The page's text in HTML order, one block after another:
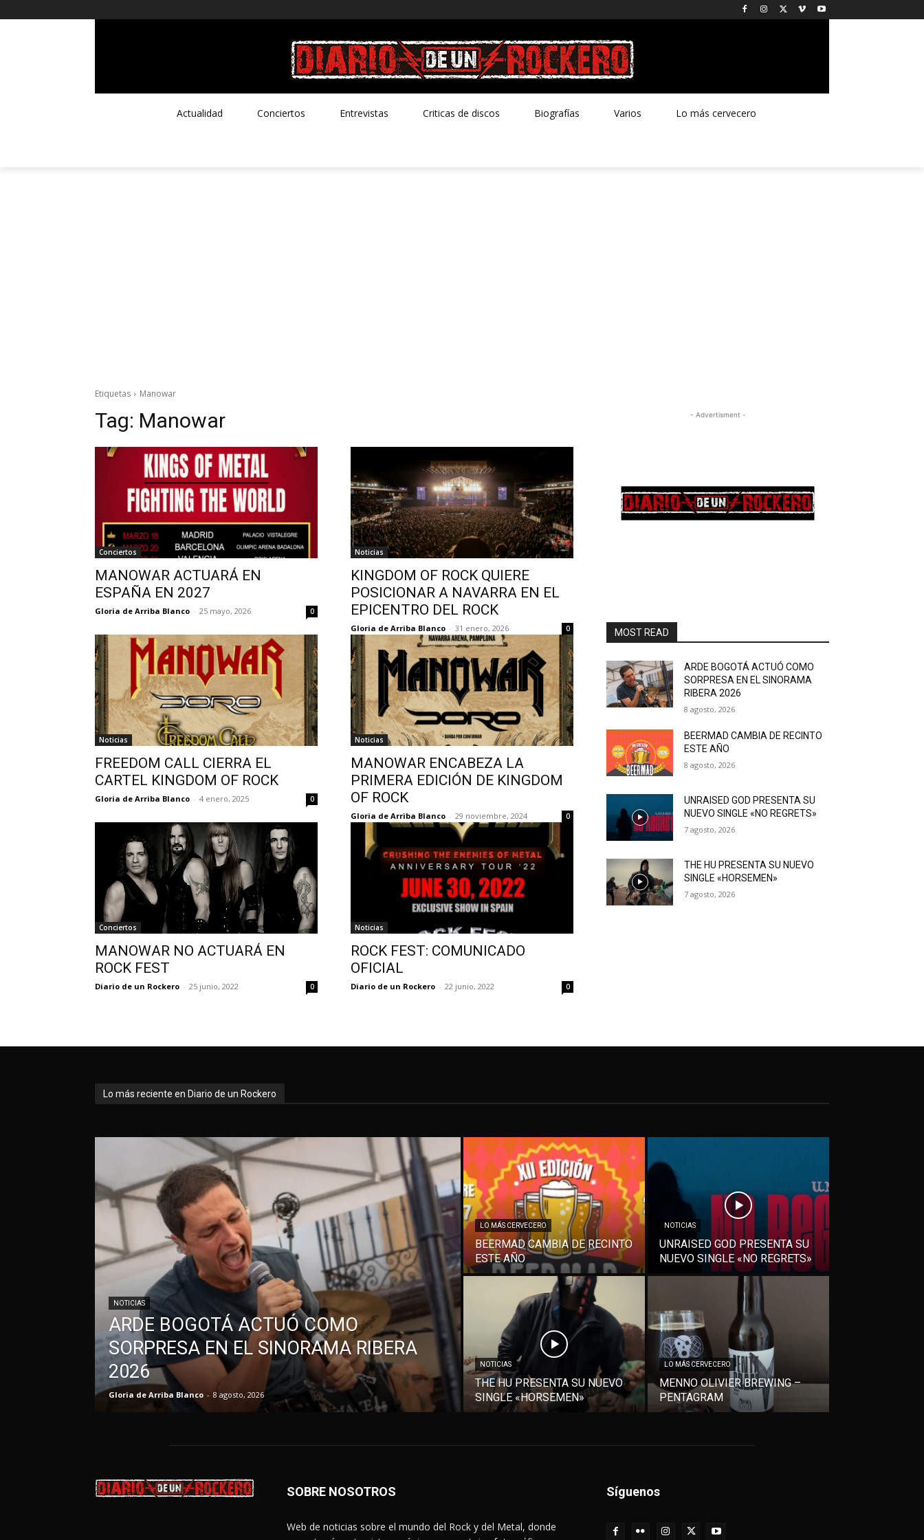
Actualidad Conciertos Entrevistas Criticas de discos Biografías Varios Lo más cervecero
Etiquetas Manowar
Tag: Manowar
Conciertos
MANOWAR ACTUARÁ EN
ESPAÑA EN 2027
Gloria de Arriba Blanco - 25 mayo, 2026 0
Noticias
KINGDOM OF ROCK QUIERE
POSICIONAR A NAVARRA EN EL
EPICENTRO DEL ROCK
Gloria de Arriba Blanco - 31 enero, 2026 0
Noticias
FREEDOM CALL CIERRA EL
CARTEL KINGDOM OF ROCK
Gloria de Arriba Blanco - 4 enero, 2025 0
Noticias
MANOWAR ENCABEZA LA
PRIMERA EDICIÓN DE KINGDOM
OF ROCK
Gloria de Arriba Blanco - 29 noviembre, 2024 0
Conciertos
MANOWAR NO ACTUARÁ EN
ROCK FEST
Diario de un Rockero - 25 junio, 2022 0
Noticias
ROCK FEST: COMUNICADO
OFICIAL
Diario de un Rockero - 22 junio, 2022 0
- Advertisment -
MOST READ
ARDE BOGOTÁ ACTUÓ COMO
SORPRESA EN EL SINORAMA
RIBERA 2026
8 agosto, 2026
BEERMAD CAMBIA DE RECINTO
ESTE AÑO
8 agosto, 2026
UNRAISED GOD PRESENTA SU
NUEVO SINGLE «NO REGRETS»
7 agosto, 2026
THE HU PRESENTA SU NUEVO
SINGLE «HORSEMEN»
7 agosto, 2026
Lo más reciente en Diario de un Rockero
NOTICIAS
ARDE BOGOTÁ ACTUÓ COMO
SORPRESA EN EL SINORAMA RIBERA
2026
Gloria de Arriba Blanco - 8 agosto, 2026
LO MÁS CERVECERO
BEERMAD CAMBIA DE RECINTO
ESTE AÑO
NOTICIAS
UNRAISED GOD PRESENTA SU
NUEVO SINGLE «NO REGRETS»
NOTICIAS
THE HU PRESENTA SU NUEVO
SINGLE «HORSEMEN»
LO MÁS CERVECERO
MENNO OLIVIER BREWING –
PENTAGRAM
SOBRE NOSOTROS
Web de noticias sobre el mundo del Rock y del Metal, donde
Síguenos